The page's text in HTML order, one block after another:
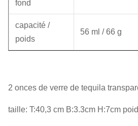
fond
capacité /
poids
56 ml / 66 g
2 onces de verre de tequila
taille: T:40,3 cm B:3.3cm H:7cm